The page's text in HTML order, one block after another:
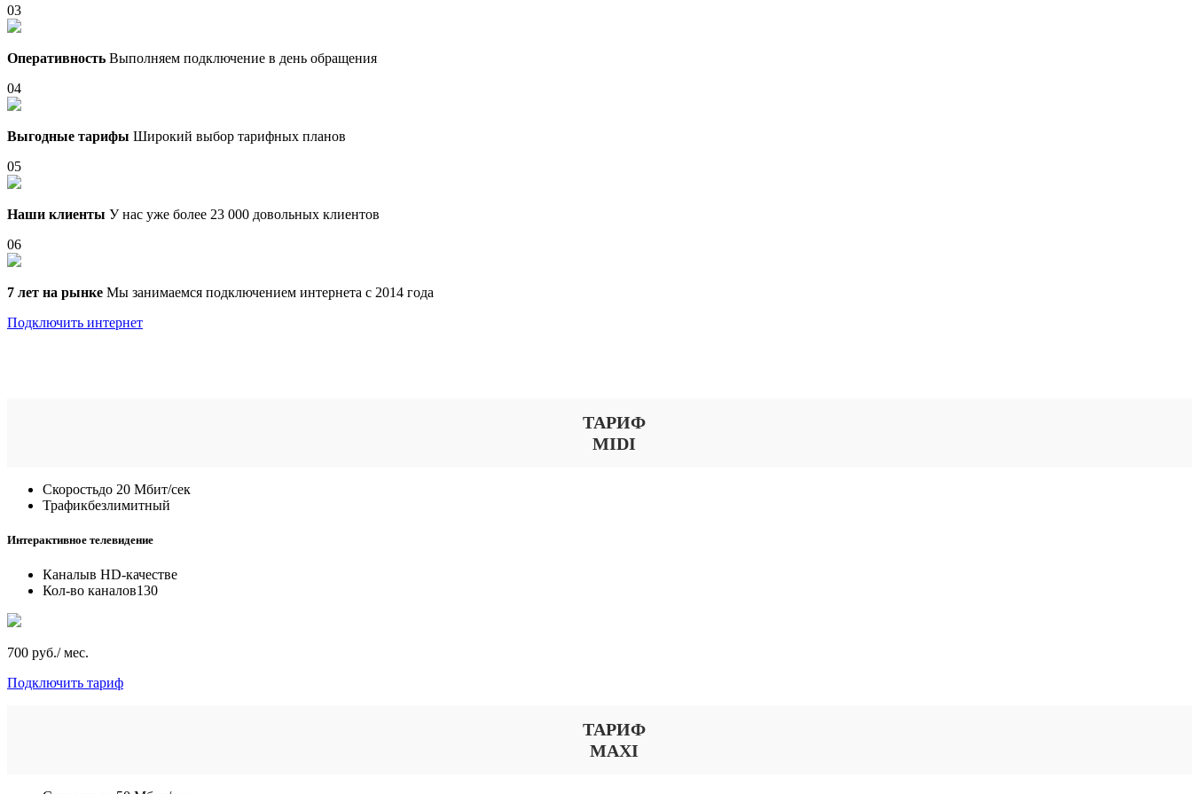
03
Оперативность Выполняем подключение в день обращения
04
Выгодные тарифы Широкий выбор тарифных планов
05
Наши клиенты У нас уже более 23 000 довольных клиентов
06
7 лет на рынке Мы занимаемся подключением интернета с 2014 года
Подключить интернет
ТАРИФ
MIDI
Скоростьдо 20 Мбит/сек
Трафикбезлимитный
Интерактивное телевидение
Каналыв HD-качестве
Кол-во каналов130
700 руб./ мес.
Подключить тариф
ТАРИФ
MAXI